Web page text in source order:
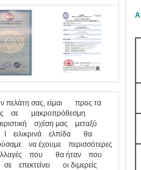
πελάτη σας, είμαι προς τα
σε μακροπρόθεσμη
σχέση μας μεταξύ
Ι ειλικρινά ελπίδα θα
να έχουμε περισσότερες
που θα ήταν που
σε επεκτείνει οι διμερείς